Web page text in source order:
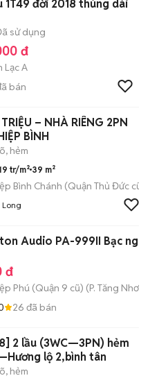
1T49 đời 2018 thùng dài
sử dụng
đ
Lạc A
bán
– NHÀ RIÊNG 2PN
BÌNH
hẻm
tr/m² 39 m²
Bình Chánh (Quận Thủ Đức cũ)
Audio PA-999II Bạc
đ
Phú (Quận 9 cũ) (P. Tăng Nhơn
26 đã bán
2 lầu (3WC—3PN) hẻm
lộ 2,bình tân
hẻm